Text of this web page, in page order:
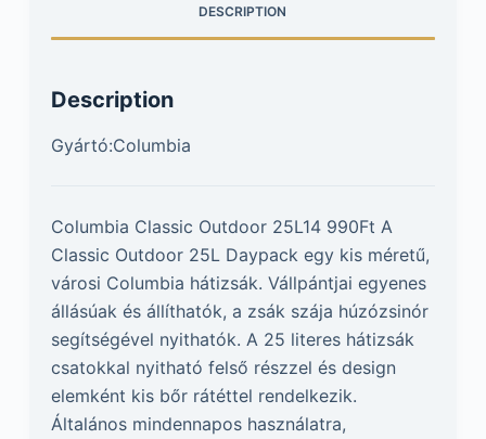
DESCRIPTION
Description
Gyártó:Columbia
Columbia Classic Outdoor 25L14 990Ft A
Classic Outdoor 25L Daypack egy kis méretű,
városi Columbia hátizsák. Vállpántjai egyenes
állásúak és állíthatók, a zsák szája húzózsinór
segítségével nyithatók. A 25 literes hátizsák
csatokkal nyitható felső részzel és design
elemként kis bőr rátéttel rendelkezik.
Általános mindennapos használatra,